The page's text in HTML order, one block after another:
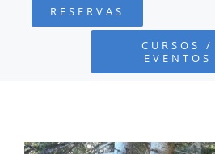
FUNDACIÓN
RESERVAS
CURSOS /
EVENTOS